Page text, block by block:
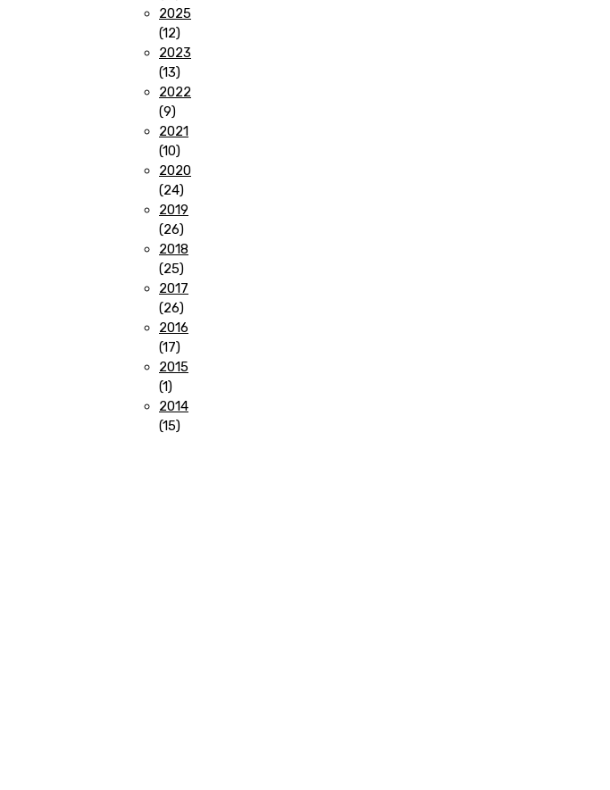
produtos
2025
1212
produtos
2023
1313
produtos
2022
99
produtos
2021
1010
produtos
2020
2424
produtos
2019
2626
produtos
2018
2525
produtos
2017
2626
produtos
2016
1717
produtos
2015
11
produto
2014
1515